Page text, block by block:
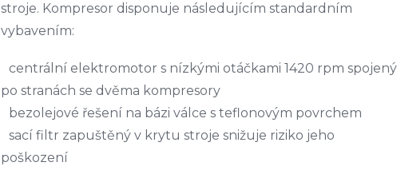
stroje. Kompresor disponuje následujícím standardním
vybavením:
centrální elektromotor s nízkými otáčkami 1420 rpm spojený
po stranách se dvěma kompresory
bezolejové řešení na bázi válce s teflonovým povrchem
sací filtr zapuštěný v krytu stroje snižuje riziko jeho
poškození